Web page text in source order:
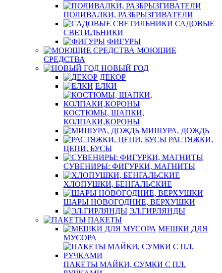
ПОЛИВАЛКИ, РАЗБРЫЗГИВАТЕЛИ
САДОВЫЕ
СВЕТИЛЬНИКИ
ФИГУРЫ
МОЮЩИЕ
СРЕДСТВА
НОВЫЙ ГОД
ДЕКОР
ЕЛКИ
КОСТЮМЫ, ШАПКИ,
КОЛПАКИ,КОРОНЫ
МИШУРА, ДОЖДЬ
РАСТЯЖКИ,
ЦЕПИ, БУСЫ
СУВЕНИРЫ: ФИГУРКИ, МАГНИТЫ
ХЛОПУШКИ, БЕНГАЛЬСКИЕ
ШАРЫ НОВОГОДНИЕ, ВЕРХУШКИ
ЭЛ.ГИРЛЯНДЫ
ПАКЕТЫ
МЕШКИ ДЛЯ
МУСОРА
ПАКЕТЫ МАЙКИ, СУМКИ С ПЛ.